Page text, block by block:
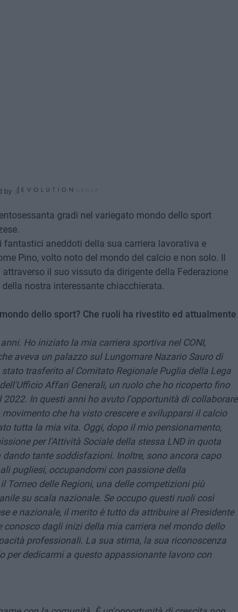
by
gradi nel variegato mondo dello sport
fantastici aneddoti della sua carriera lavorativa e
Pino, volto noto del mondo del calcio e non solo. Il
il suo vissuto da dirigente della Federazione
nostra interessante chiacchierata.
dello sport? Che ruoli ha rivestito ed attualmente
Ho iniziato la mia carriera sportiva nel CONI,
aveva un palazzo sul Lungomare Nazario Sauro di
trasferito al Comitato Regionale Puglia della Lega
Affari Generali, un ruolo che ho ricoperto fino
In questi anni ho avuto l'opportunità di collaborare
che ha visto crescere e svilupparsi il calcio
tutta la mia vita. Oggi, dopo il mio pensionamento,
per l'Attività Sociale della stessa LND in quota
tante soddisfazioni. Inoltre, sono ancora capo
pugliesi, occupandomi con passione della
Torneo delle Regioni, una delle competizioni più
su scala nazionale. Se occupo questi ruoli così
e nazionale, il merito è tutto da attribuire al Presidente
conosco dagli inizi della mia carriera nel mondo dello
professionali. La sua stima, la sua riconoscenza
per dedicarmi a questo appassionante lavoro con